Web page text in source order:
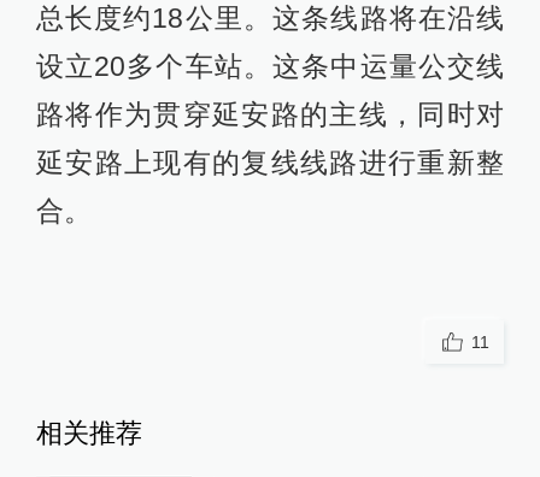
总长度约18公里。这条线路将在沿线
设立20多个车站。这条中运量公交线
路将作为贯穿延安路的主线，同时对
延安路上现有的复线线路进行重新整
合。
11
相关推荐